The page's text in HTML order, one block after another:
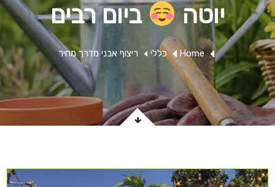
יוטה
ביום רבים
Home כללי ריצוף אבני מדרך מחיר